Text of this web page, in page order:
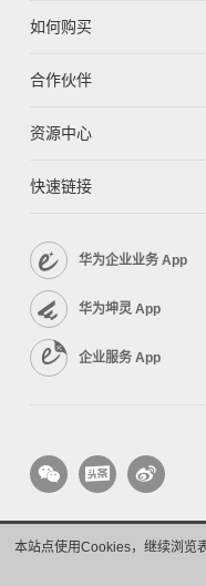
本站点使用Cookies，继续浏览
如何购买
合作伙伴
资源中心
快速链接
华为企业业务 App
华为坤灵 App
企业服务 App
版权所有 © 华为技术有限公